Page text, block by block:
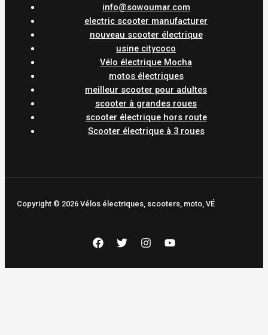
info@sowoumar.com
electric scooter manufacturer
nouveau scooter électrique
usine citycoco
Vélo électrique Mocha
motos électriques
meilleur scooter pour adultes
scooter à grandes roues
scooter électrique hors route
Scooter électrique à 3 roues
Copyright © 2026 Vélos électriques, scooters, moto, VÉ